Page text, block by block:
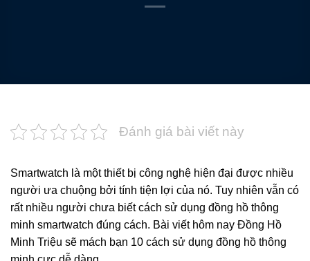
Đánh giá bài viết này
Smartwatch là một thiết bị công nghệ hiện đại được nhiều
người ưa chuộng bởi tính tiện lợi của nó. Tuy nhiên vẫn có
rất nhiều người chưa biết cách sử dụng đồng hồ thông
minh smartwatch đúng cách. Bài viết hôm nay Đồng Hồ
Minh Triệu sẽ mách bạn 10 cách sử dụng đồng hồ thông